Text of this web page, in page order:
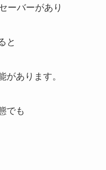
ーバーがあり
と
があります。
でも